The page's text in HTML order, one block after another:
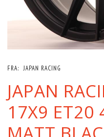
FRA: JAPAN RACING
JAPAN
17X9 ET20